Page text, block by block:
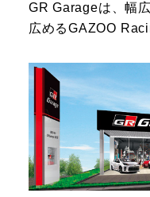
GR Garageは、幅
広めるGAZOO